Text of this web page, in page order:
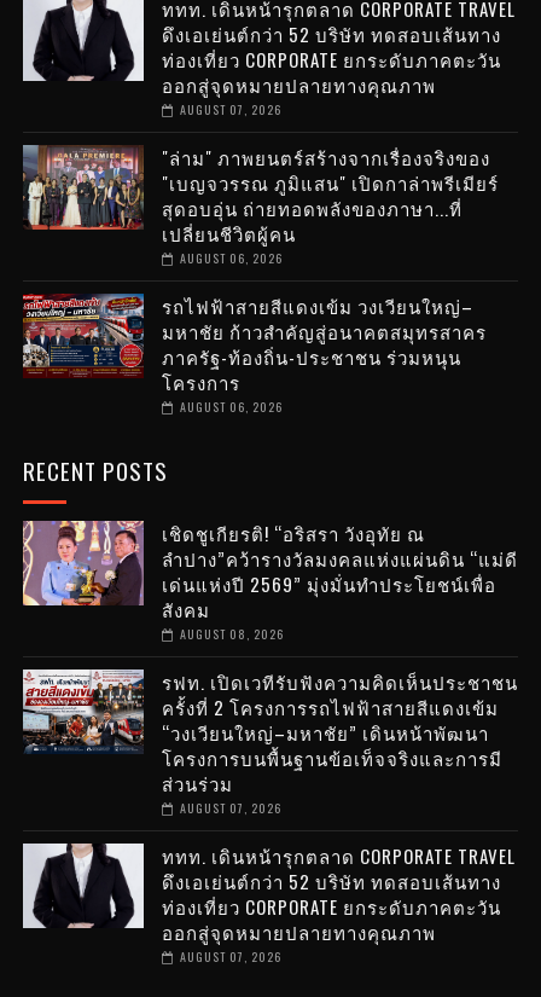
ททท. เดินหน้ารุกตลาด CORPORATE TRAVEL
ดึงเอเย่นต์กว่า 52 บริษัท ทดสอบเส้นทาง
ท่องเที่ยว CORPORATE ยกระดับภาคตะวัน
ออกสู่จุดหมายปลายทางคุณภาพ
AUGUST 07, 2026
"ล่าม" ภาพยนตร์สร้างจากเรื่องจริงของ
"เบญจวรรณ ภูมิแสน" เปิดกาล่าพรีเมียร์
สุดอบอุ่น ถ่ายทอดพลังของภาษา...ที่
เปลี่ยนชีวิตผู้คน
AUGUST 06, 2026
รถไฟฟ้าสายสีแดงเข้ม วงเวียนใหญ่–
มหาชัย ก้าวสำคัญสู่อนาคตสมุทรสาคร
ภาครัฐ-ท้องถิ่น-ประชาชน ร่วมหนุน
โครงการ
AUGUST 06, 2026
RECENT POSTS
เชิดชูเกียรติ! “อริสรา วังอุทัย ณ
ลำปาง”คว้ารางวัลมงคลแห่งแผ่นดิน “แม่ดี
เด่นแห่งปี 2569” มุ่งมั่นทำประโยชน์เพื่อ
สังคม
AUGUST 08, 2026
รฟท. เปิดเวทีรับฟังความคิดเห็นประชาชน
ครั้งที่ 2 โครงการรถไฟฟ้าสายสีแดงเข้ม
“วงเวียนใหญ่–มหาชัย” เดินหน้าพัฒนา
โครงการบนพื้นฐานข้อเท็จจริงและการมี
ส่วนร่วม
AUGUST 07, 2026
ททท. เดินหน้ารุกตลาด CORPORATE TRAVEL
ดึงเอเย่นต์กว่า 52 บริษัท ทดสอบเส้นทาง
ท่องเที่ยว CORPORATE ยกระดับภาคตะวัน
ออกสู่จุดหมายปลายทางคุณภาพ
AUGUST 07, 2026